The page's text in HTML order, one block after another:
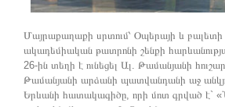
Մայրաքաղաքի սրտում՝ Օպերայի և բալետի
ակադեմիական թատրոնի շենքի
26-ին տեղի է ունեցել Ալ. Թամանյանի
Թամանյանի արձանի պատվանդանի աջ
Երևանի հատակագիծը, որի մոտ գրված է`